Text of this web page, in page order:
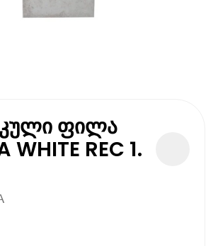
ფილა
WHITE REC 1.